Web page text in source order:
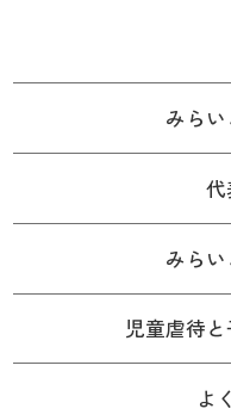
みら
代
みら
児童虐待
よ